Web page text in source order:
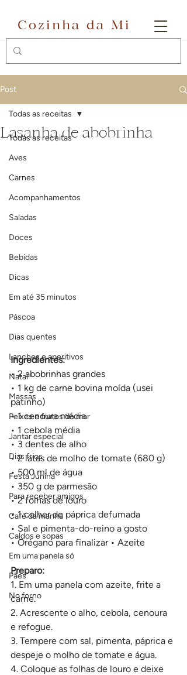
Cozinha da Mi
Post
Todas as receitas
Aves
Carnes
Acompanhamentos
Saladas
Doces
Bebidas
Dicas
Em até 35 minutos
Páscoa
Dias quentes
Lanches e aperitivos
Natal
Massas
Peixes e frutos do mar
Jantar especial
Dias frios
Festa Junina
Para receber amigos
Café da manhã
Caldos e sopas
Em uma panela só
Pães
No forno
Todas as receitas
Lasanha de abobrinha
Ingredientes:
• 2 abobrinhas grandes
• 1 kg de carne bovina moída (usei
patinho)
• 1 cenoura média
• 1 cebola média
• 3 dentes de alho
• 2 latas de molho de tomate (680 g)
• 500 ml de água
• 350 g de parmesão
• 2 folhas de louro
• 1 colher de páprica defumada
• Sal e pimenta-do-reino a gosto
• Orégano para finalizar • Azeite
Preparo:
1. Em uma panela com azeite, frite a
carne.
2. Acrescente o alho, cebola, cenoura
e refogue.
3. Tempere com sal, pimenta, páprica e
despeje o molho de tomate e água.
4. Coloque as folhas de louro e deixe